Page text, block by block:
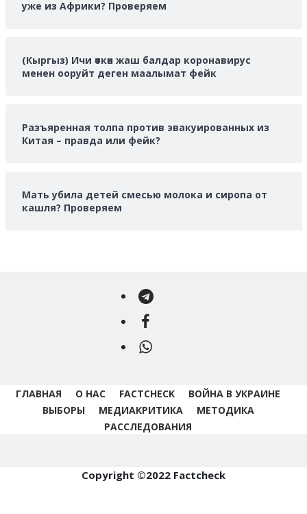
уже из Африки? Проверяем
(Кыргыз) Ичи өткөн жаш балдар коронавирус
менен ооруйт деген маалымат фейк
Разъяренная толпа против эвакуированных из
Китая – правда или фейк?
Мать убила детей смесью молока и сиропа от
кашля? Проверяем
Telegram
Facebook
WhatsApp
ГЛАВНАЯ О НАС FACTCHECK
ВОЙНА В УКРАИНЕ
ВЫБОРЫ
МЕДИАКРИТИКА
МЕТОДИКА
РАССЛЕДОВАНИЯ
Copyright ©2022 Factcheck